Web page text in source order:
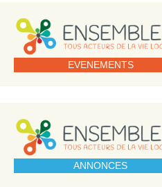
EVENEMENTS
ANNONCES